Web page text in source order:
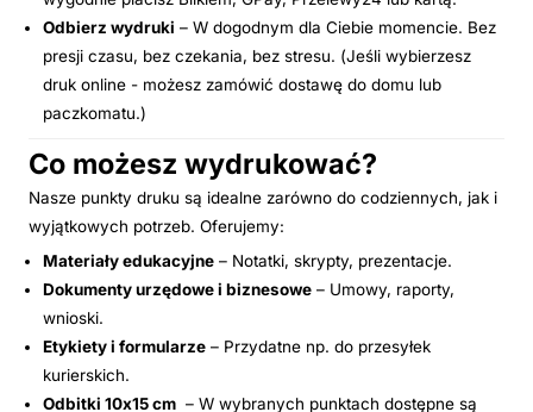
Odbierz wydruki – W dogodnym dla Ciebie momencie. Bez
presji czasu, bez czekania, bez stresu. (Jeśli wybierzesz
druk online - możesz zamówić dostawę do domu lub
paczkomatu.)
Co możesz wydrukować?
Nasze punkty druku są idealne zarówno do codziennych, jak i
wyjątkowych potrzeb. Oferujemy:
Materiały edukacyjne – Notatki, skrypty, prezentacje.
Dokumenty urzędowe i biznesowe – Umowy, raporty,
wnioski.
Etykiety i formularze – Przydatne np. do przesyłek
kurierskich.
Odbitki 10x15 cm – W wybranych punktach dostępne są